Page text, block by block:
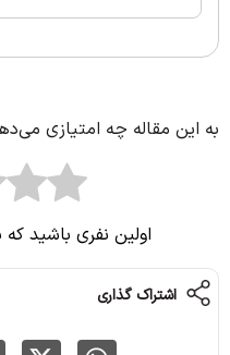
به این مقاله چه امتیازی
اولین نفری باشید
اشتراک گذاری